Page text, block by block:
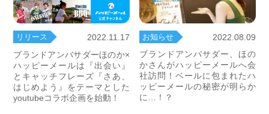
リリース
2022.11.17
ブランドアンバサダーほのか×
ハッピーメールは『出会い』
とキャッチフレーズ『さあ、
はじめよう』をテーマとした
youtubeコラボ企画を始動！
お知らせ
2022.08.09
ブランドアンバサダー、ほの
かさんがハッピーメールへ会
社訪問！ベールに包まれたハ
ッピーメールの秘密が明らか
に…！？